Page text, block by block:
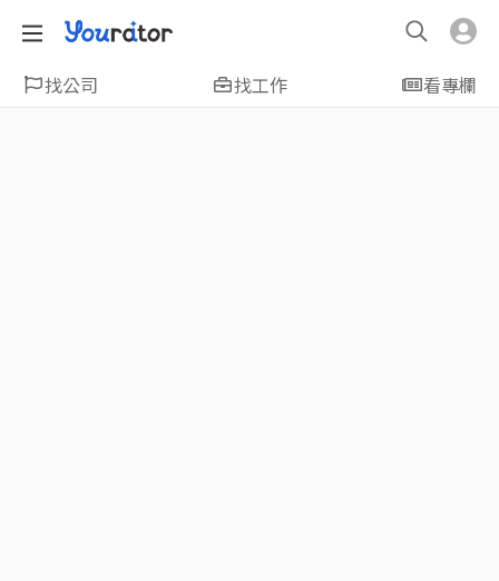
找公司 找工作 看專欄